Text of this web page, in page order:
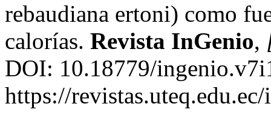
rebaudiana ertoni) como
calorías. Revista InGenio,
DOI: 10.18779/
https://